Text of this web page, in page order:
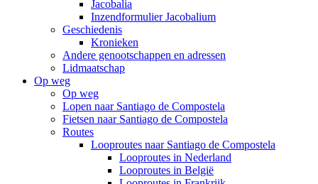
Jacobalia
Inzendformulier Jacobalium
Geschiedenis
Kronieken
Andere genootschappen en adressen
Lidmaatschap
Op weg
Op weg
Lopen naar Santiago de Compostela
Fietsen naar Santiago de Compostela
Routes
Looproutes naar Santiago de Compostela
Looproutes in Nederland
Looproutes in België